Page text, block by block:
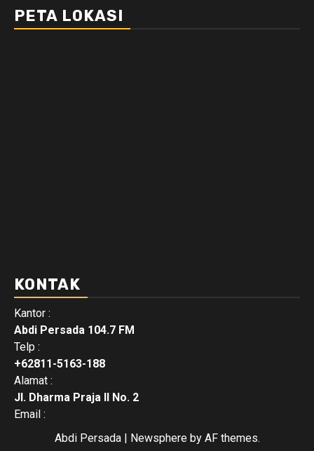
PETA LOKASI
KONTAK
Kantor :
Abdi Persada 104.7 FM
Telp :
+62811-5163-188
Alamat :
Jl. Dharma Praja II No. 2
Email :
Abdi Persada | Newsphereby AF themes.